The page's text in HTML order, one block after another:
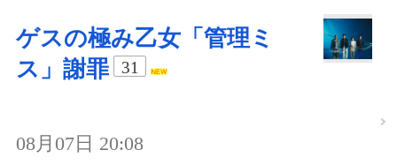
ゲスの極み乙女「管理ミ
ス」謝罪
31
08月07日 20:08